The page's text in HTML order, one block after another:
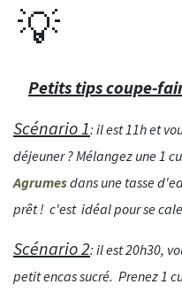
💡
Petits tips coupe-
Scénario 1: il est 11h et
déjeuner ? Mélangez une 1
Agrumesdans une tasse
prêt ! c'est idéal pour se
Scénario 2: il est 20h30,
petit encas sucré. Prenez 1